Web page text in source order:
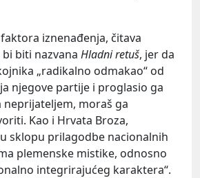
iznenađenja, čitava
biti nazvana Hladniretuš, jer da
„radikalno odmakao“ od
njegove partije i proglasio ga
moraš ga
Kao i Hrvata Broza,
sklopu prilagodbe nacionalnih
plemenske mistike, odnosno
integrirajućeg karaktera“.